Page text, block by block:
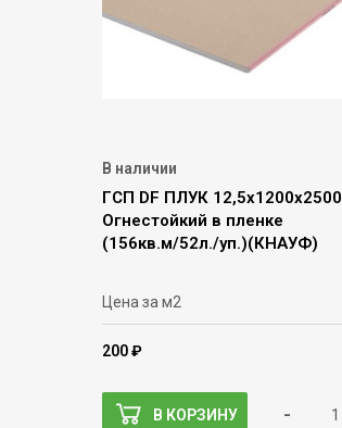
В наличии
ГСП DF ПЛУК 12,5х1200х2500
Огнестойкий в пленке
(156кв.м/52л./уп.)(КНАУФ)
Цена за м2
200 ₽
В КОРЗИНУ -